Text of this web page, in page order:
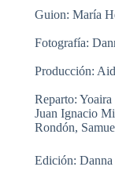
Guion: María
Fotografía:
Producción:
Reparto:
Juan Ignacio
Rondón,
Edición: Danna